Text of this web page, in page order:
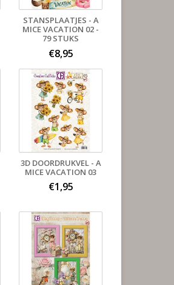
STANSPLAATJES - A
MICE VACATION 02 -
79 STUKS
€8,95
3D DOORDRUKVEL - A
MICE VACATION 03
€1,95